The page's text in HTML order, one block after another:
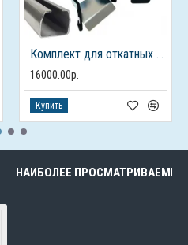
Комплект для откатных ворот ALUTECH до 450кг., балка 6м.
16000.00р.
Купить
НАИБОЛЕЕ ПРОСМАТРИВАЕМЫЕ